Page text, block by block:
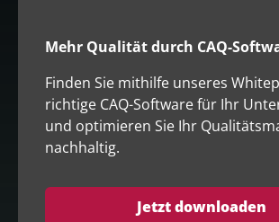
Mehr Qualität durch CAQ-
Finden Sie mithilfe unseres
richtige CAQ-Software für Ihr
und optimieren Sie Ihr
nachhaltig.
Jetzt downloaden